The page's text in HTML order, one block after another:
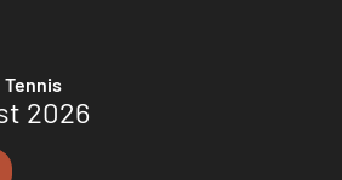
2026